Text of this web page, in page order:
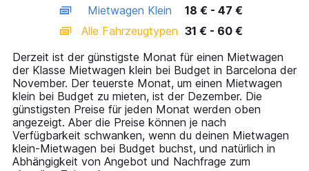
displaying
categories.
14
categories.
The
chart
has
1
Y
axis
displaying
Mietwagen Klein
18 € - 47 €
Alle Fahrzeugtypen 31 € - 60 €
Derzeit ist der günstigste Monat für einen Mietwagen
der Klasse Mietwagen klein bei Budget in Barcelona der
November. Der teuerste Monat, um einen Mietwagen
klein bei Budget zu mieten, ist der Dezember. Die
günstigsten Preise für jeden Monat werden oben
angezeigt. Aber die Preise können je nach
Verfügbarkeit schwanken, wenn du deinen Mietwagen
klein-Mietwagen bei Budget buchst, und natürlich in
Abhängigkeit von Angebot und Nachfrage zum